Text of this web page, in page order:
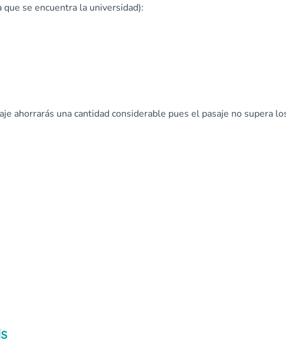
se encuentra la universidad):
ahorrarás una cantidad considerable pues el pasaje no supera